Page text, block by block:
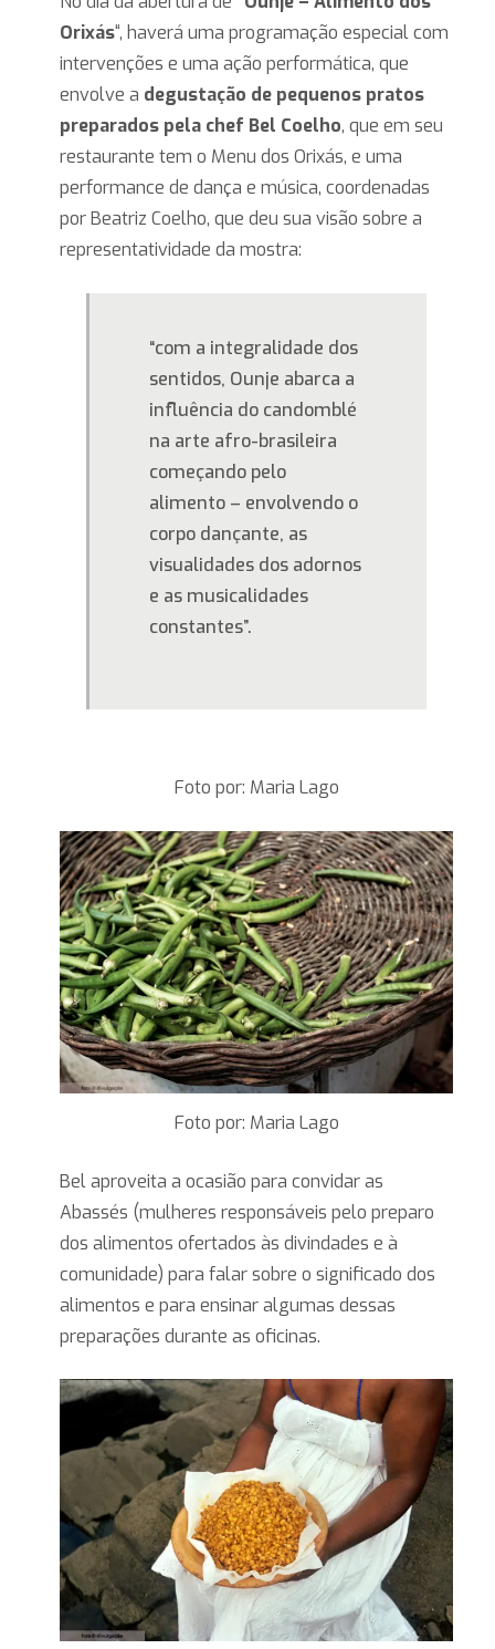
Orixás“, haverá uma programação especial com
intervenções e uma ação performática, que
envolve a degustação de pequenos pratos
preparados pela chef Bel Coelho, que em seu
restaurante tem o Menu dos Orixás, e uma
performance de dança e música, coordenadas
por Beatriz Coelho, que deu sua visão sobre a
representatividade da mostra:
“com a integralidade dos
sentidos, Ounje abarca a
influência do candomblé
na arte afro-brasileira
começando pelo
alimento – envolvendo o
corpo dançante, as
visualidades dos adornos
e as musicalidades
constantes”.
Foto por: Maria Lago
Foto por: Maria Lago
Bel aproveita a ocasião para convidar as
Abassés (mulheres responsáveis pelo preparo
dos alimentos ofertados às divindades e à
comunidade) para falar sobre o significado dos
alimentos e para ensinar algumas dessas
preparações durante as oficinas.